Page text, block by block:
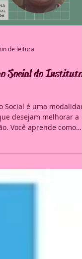
de leitura
Social do Instituto
Social é uma
desejam melhorar a
Você aprende como